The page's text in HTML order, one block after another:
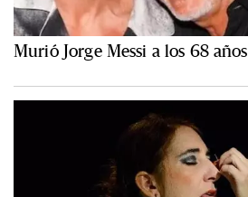
Murió Jorge Messi a los 68 años